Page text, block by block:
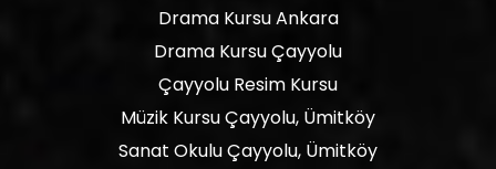
Drama Kursu Ankara
Drama Kursu Çayyolu
Çayyolu Resim Kursu
Müzik Kursu Çayyolu, Ümitköy
Sanat Okulu Çayyolu, Ümitköy